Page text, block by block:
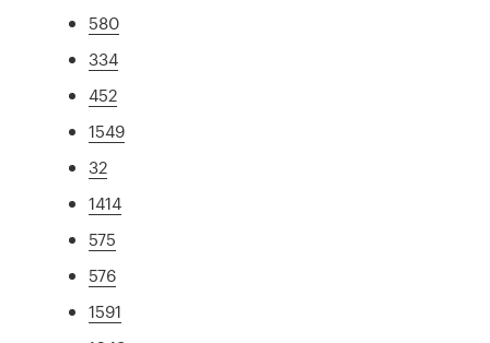
580
334
452
1549
32
1414
575
576
1591